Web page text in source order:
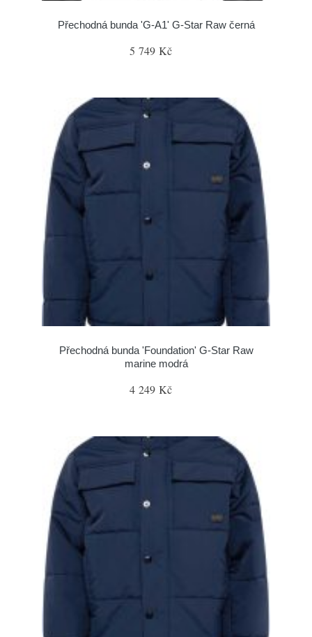
Přechodná bunda 'G-A1' G-Star Raw černá
5 749 Kč
Přechodná bunda 'Foundation' G-Star Raw
marine modrá
4 249 Kč